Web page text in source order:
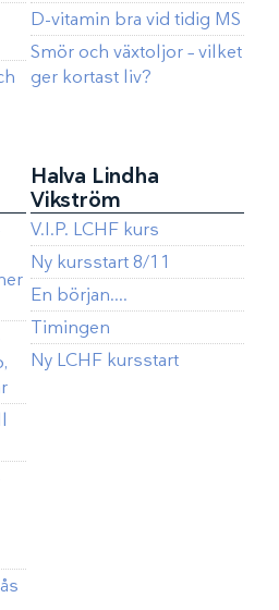
D-vitamin bra vid tidig MS
Smör och växtoljor – vilket
ger kortast liv?
Halva Lindha
Vikström
V.I.P. LCHF kurs
Ny kursstart 8/11
En början....
Timingen
Ny LCHF kursstart